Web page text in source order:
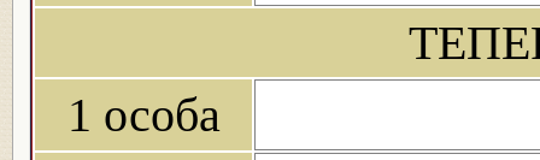
1 особа